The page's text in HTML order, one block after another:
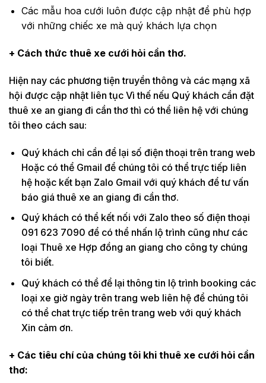
Các mẫu hoa cưới luôn được cập nhật để phù hợp
với những chiếc xe mà quý khách lựa chọn
+ Cách thức thuê xe cưới hỏi cần thơ.
Hiện nay các phương tiện truyền thông và các mạng xã
hội được cập nhật liên tục Vì thế nếu Quý khách cần đặt
thuê xe an giang đi cần thơ thì có thể liên hệ với chúng
tôi theo cách sau:
Quý khách chỉ cần để lại số điện thoại trên trang web
Hoặc có thể Gmail để chúng tôi có thể trực tiếp liên
hệ hoặc kết bạn Zalo Gmail với quý khách để tư vấn
báo giá thuê xe an giang đi cần thơ.
Quý khách có thể kết nối với Zalo theo số điện thoại
091 623 7090 để có thể nhấn lộ trình cũng như các
loại Thuê xe Hợp đồng an giang cho công ty chúng
tôi biết.
Quý khách có thể để lại thông tin lộ trình booking các
loại xe giờ ngày trên trang web liên hệ để chúng tôi
có thể chat trực tiếp trên trang web với quý khách
Xin cảm ơn.
+ Các tiêu chí của chúng tôi khi thuê xe cưới hỏi cần
thơ: